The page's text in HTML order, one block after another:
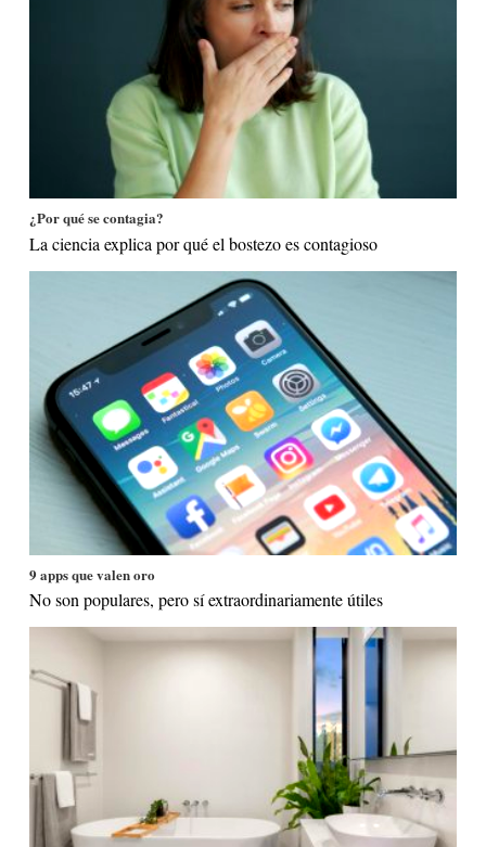
¿Por qué se contagia?
La ciencia explica por qué el bostezo es contagioso
9 apps que valen oro
No son populares, pero sí extraordinariamente útiles